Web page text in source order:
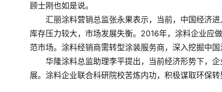
顾士刚也如是说。
汇丽涂料营销总监张永果表示，当前，中国经济进
库存压力较大，市场发展失衡。2016年，涂料企业应
范市场。涂料经销商需转型涂装服务商，深入挖掘中国
华隆涂料总监助理李平提出，当前经济形势下，企
展。涂料企业联合科研院校苦炼内功，积极谋取环保